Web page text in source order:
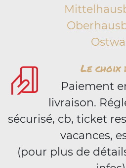
Le choix
Paiement
livraison.
sécurisé, cb, ticket
vacances,
(pour plus de